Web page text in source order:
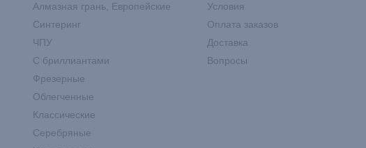
Алмазная грань, Европейские
Синтеринг
ЧПУ
С бриллиантами
Фрезерные
Облегченные
Классические
Серебряные
Условия
Оплата заказов
Доставка
Вопросы